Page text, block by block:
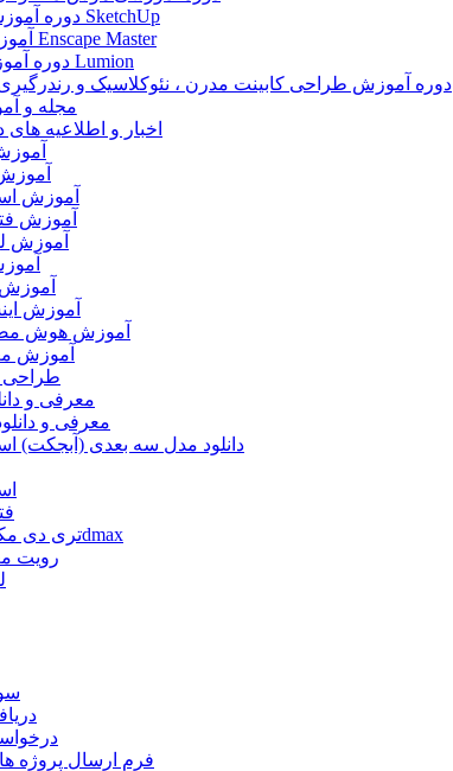
دوره آموزشی اسکچاپ SketchUp
آموزش اینسکیپ Enscape Master
دوره آموزشی لومیون Lumion
دوره آموزش طراحی کابینت مدرن ، نئوکلاسیک و
مجله و
اخبار و اطلاعیه
آموزش
آموزش
آموزش
آموزش
آموزش هوش
آموزش
طراحی
معرفی و
معرفی و
دانلود مدل سه بعدی (آبجکت)
تری دی مکس | 3dmax
رویت
فرم ارسال پروژه